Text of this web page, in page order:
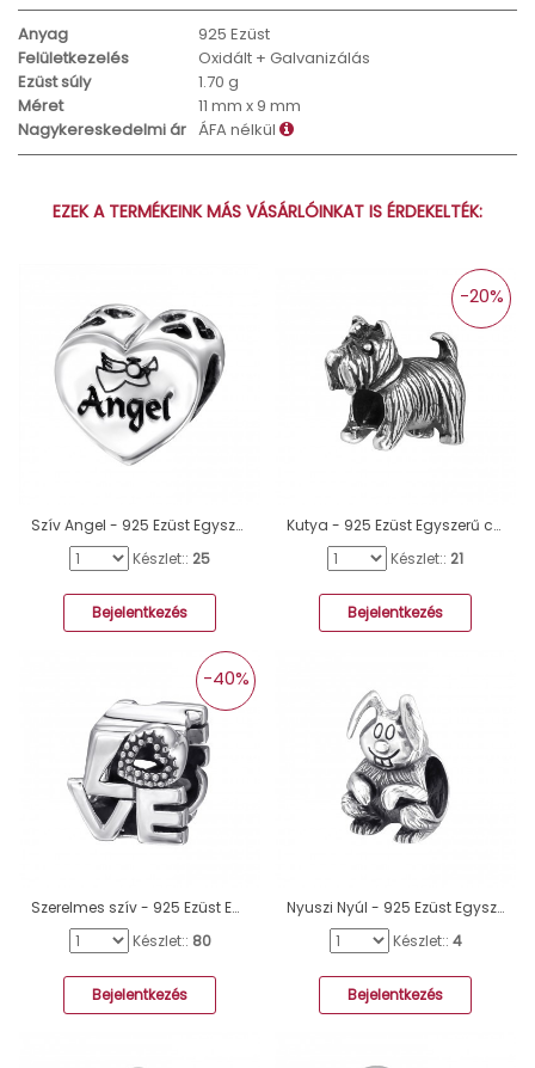
Anyag
925 Ezüst
Felületkezelés
Oxidált + Galvanizálás
Ezüst súly
1.70 g
Méret
11 mm x 9 mm
Nagykereskedelmi ár ÁFA nélkül
EZEK A TERMÉKEINK MÁS VÁSÁRLÓINKAT IS ÉRDEKELTÉK:
Szív Angel - 925 Ezüst Egyszerű charmok A4S13032
Készlet:: 25
Bejelentkezés
Kutya - 925 Ezüst Egyszerű charmok A4S16830
-20%
Készlet:: 21
Bejelentkezés
Szerelmes szív - 925 Ezüst Egyszerű charmok A4S6017
-40%
Készlet:: 80
Bejelentkezés
Nyuszi Nyúl - 925 Ezüst Egyszerű Charmok A4S10225
Készlet:: 4
Bejelentkezés